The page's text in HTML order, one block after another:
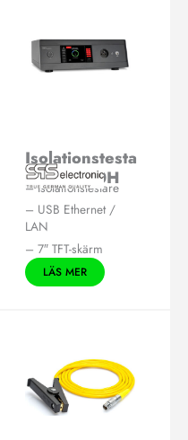
Isolationstesta
re P 6600H
– Isolationstestare
– USB Ethernet /
LAN
– 7″ TFT-skärm
LÄS MER